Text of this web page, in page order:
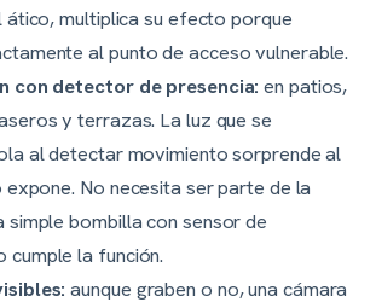
multiplica su efecto porque
al punto de acceso vulnerable.
con detector de presencia: en patios,
y terrazas. La luz que se
al detectar movimiento sorprende al
No necesita ser parte de la
simple bombilla con sensor de
cumple la función.
aunque graben o no, una cámara